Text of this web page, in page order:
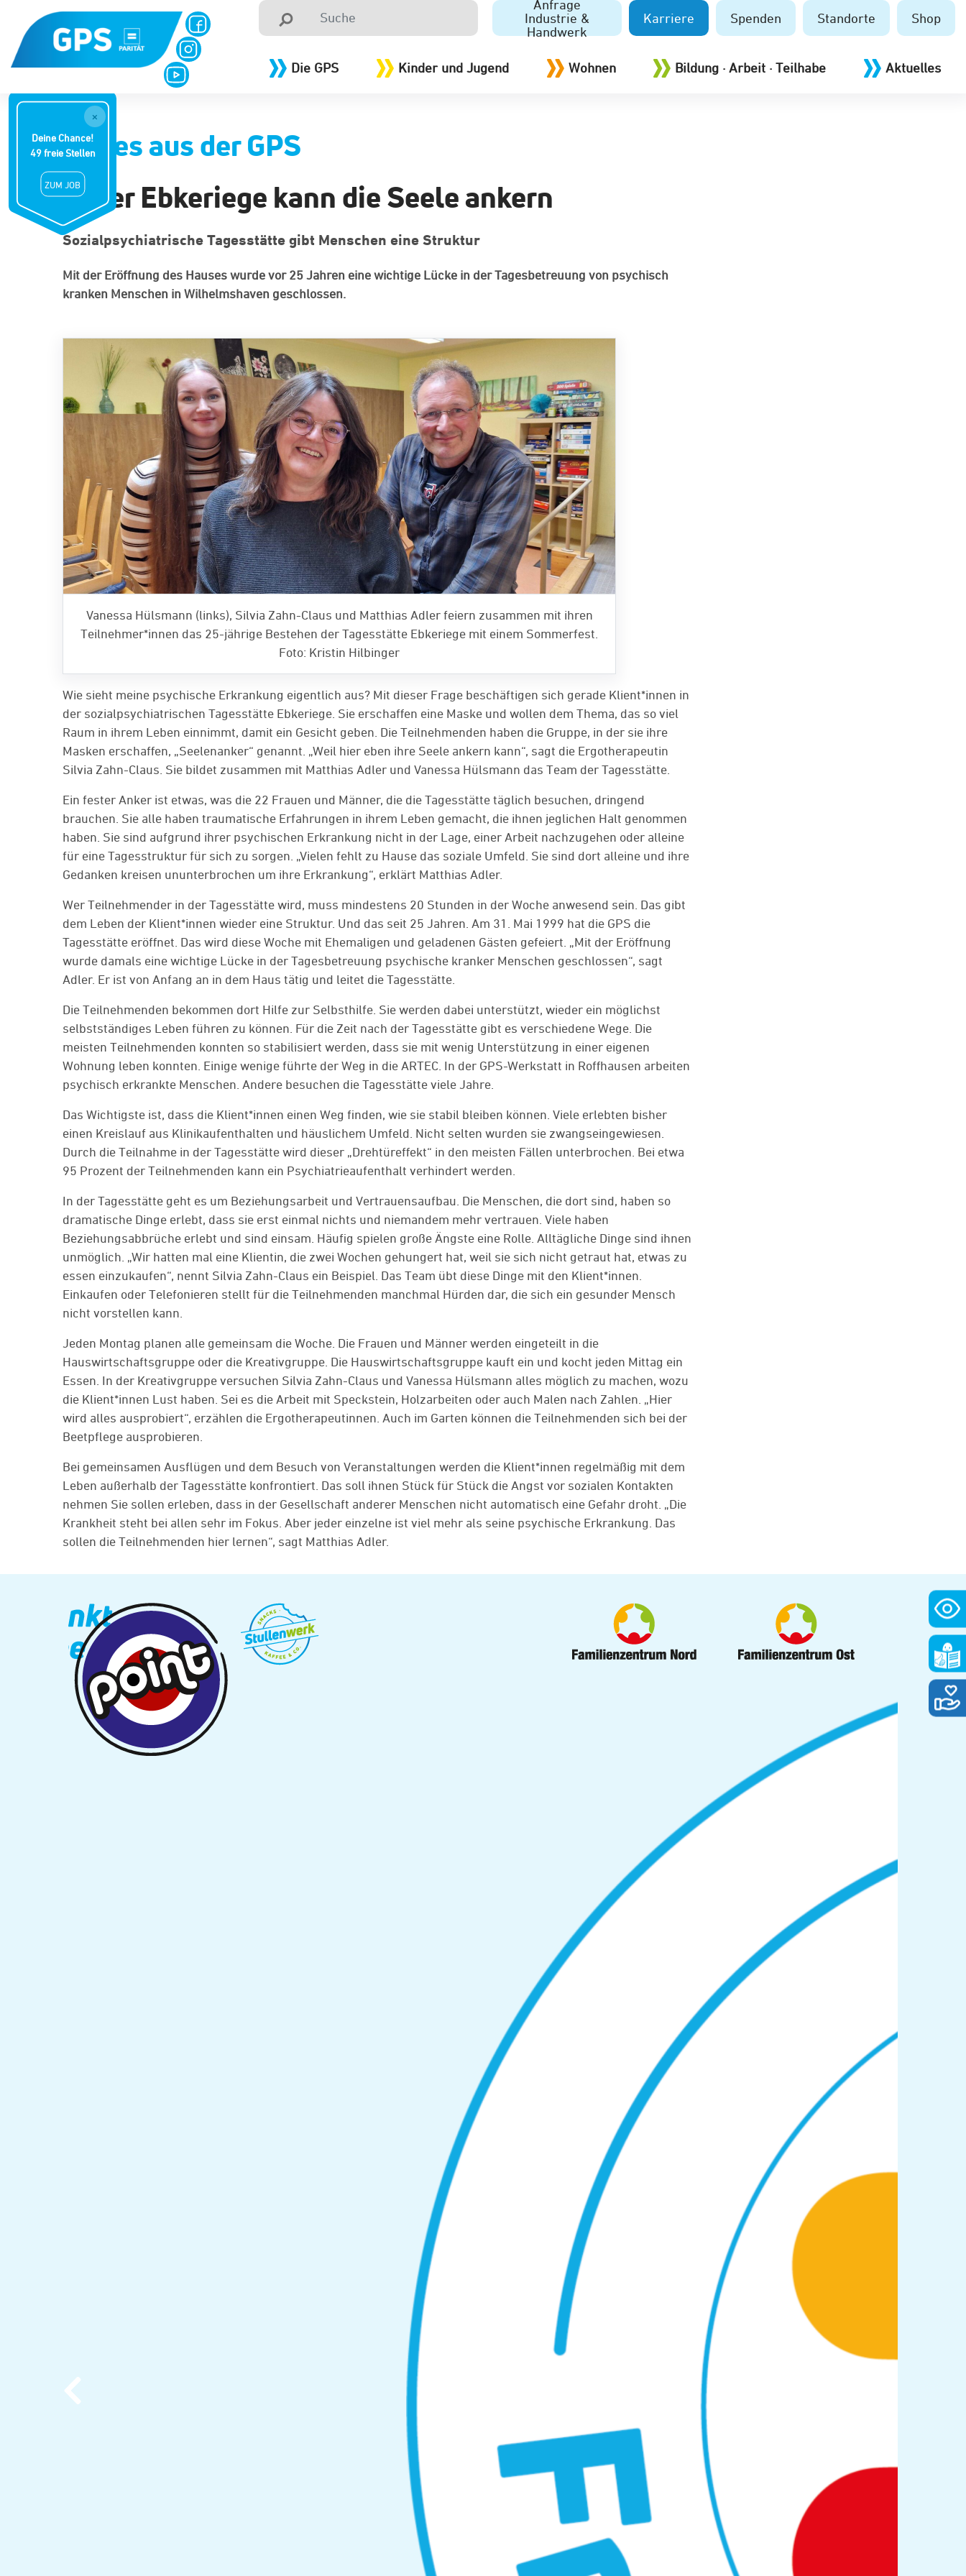
Anfrage
Industrie &
Handwerk
Karriere Spenden Standorte Shop
Die GPS Kinder und Jugend Wohnen Bildung · Arbeit · Teilhabe Aktuelles
×
Deine Chance!
49 freie Stellen
ZUM JOB
Neues aus der GPS
In der Ebkeriege kann die Seele ankern
Sozialpsychiatrische Tagesstätte gibt Menschen eine Struktur
Mit der Eröffnung des Hauses wurde vor 25 Jahren eine wichtige Lücke in der Tagesbetreuung von psychisch
kranken Menschen in Wilhelmshaven geschlossen.
Vanessa Hülsmann (links), Silvia Zahn-Claus und Matthias Adler feiern zusammen mit ihren
Teilnehmer*innen das 25-jährige Bestehen der Tagesstätte Ebkeriege mit einem Sommerfest.
Foto: Kristin Hilbinger
Wie sieht meine psychische Erkrankung eigentlich aus? Mit dieser Frage beschäftigen sich gerade Klient*innen in
der sozialpsychiatrischen Tagesstätte Ebkeriege. Sie erschaffen eine Maske und wollen dem Thema, das so viel
Raum in ihrem Leben einnimmt, damit ein Gesicht geben. Die Teilnehmenden haben die Gruppe, in der sie ihre
Masken erschaffen, „Seelenanker“ genannt. „Weil hier eben ihre Seele ankern kann“, sagt die Ergotherapeutin
Silvia Zahn-Claus. Sie bildet zusammen mit Matthias Adler und Vanessa Hülsmann das Team der Tagesstätte.
Ein fester Anker ist etwas, was die 22 Frauen und Männer, die die Tagesstätte täglich besuchen, dringend
brauchen. Sie alle haben traumatische Erfahrungen in ihrem Leben gemacht, die ihnen jeglichen Halt genommen
haben. Sie sind aufgrund ihrer psychischen Erkrankung nicht in der Lage, einer Arbeit nachzugehen oder alleine
für eine Tagesstruktur für sich zu sorgen. „Vielen fehlt zu Hause das soziale Umfeld. Sie sind dort alleine und ihre
Gedanken kreisen ununterbrochen um ihre Erkrankung“, erklärt Matthias Adler.
Wer Teilnehmender in der Tagesstätte wird, muss mindestens 20 Stunden in der Woche anwesend sein. Das gibt
dem Leben der Klient*innen wieder eine Struktur. Und das seit 25 Jahren. Am 31. Mai 1999 hat die GPS die
Tagesstätte eröffnet. Das wird diese Woche mit Ehemaligen und geladenen Gästen gefeiert. „Mit der Eröffnung
wurde damals eine wichtige Lücke in der Tagesbetreuung psychische kranker Menschen geschlossen“, sagt
Adler. Er ist von Anfang an in dem Haus tätig und leitet die Tagesstätte.
Die Teilnehmenden bekommen dort Hilfe zur Selbsthilfe. Sie werden dabei unterstützt, wieder ein möglichst
selbstständiges Leben führen zu können. Für die Zeit nach der Tagesstätte gibt es verschiedene Wege. Die
meisten Teilnehmenden konnten so stabilisiert werden, dass sie mit wenig Unterstützung in einer eigenen
Wohnung leben konnten. Einige wenige führte der Weg in die ARTEC. In der GPS-Werkstatt in Roffhausen arbeiten
psychisch erkrankte Menschen. Andere besuchen die Tagesstätte viele Jahre.
Das Wichtigste ist, dass die Klient*innen einen Weg finden, wie sie stabil bleiben können. Viele erlebten bisher
einen Kreislauf aus Klinikaufenthalten und häuslichem Umfeld. Nicht selten wurden sie zwangseingewiesen.
Durch die Teilnahme in der Tagesstätte wird dieser „Drehtüreffekt“ in den meisten Fällen unterbrochen. Bei etwa
95 Prozent der Teilnehmenden kann ein Psychiatrieaufenthalt verhindert werden.
In der Tagesstätte geht es um Beziehungsarbeit und Vertrauensaufbau. Die Menschen, die dort sind, haben so
dramatische Dinge erlebt, dass sie erst einmal nichts und niemandem mehr vertrauen. Viele haben
Beziehungsabbrüche erlebt und sind einsam. Häufig spielen große Ängste eine Rolle. Alltägliche Dinge sind ihnen
unmöglich. „Wir hatten mal eine Klientin, die zwei Wochen gehungert hat, weil sie sich nicht getraut hat, etwas zu
essen einzukaufen“, nennt Silvia Zahn-Claus ein Beispiel. Das Team übt diese Dinge mit den Klient*innen.
Einkaufen oder Telefonieren stellt für die Teilnehmenden manchmal Hürden dar, die sich ein gesunder Mensch
nicht vorstellen kann.
Jeden Montag planen alle gemeinsam die Woche. Die Frauen und Männer werden eingeteilt in die
Hauswirtschaftsgruppe oder die Kreativgruppe. Die Hauswirtschaftsgruppe kauft ein und kocht jeden Mittag ein
Essen. In der Kreativgruppe versuchen Silvia Zahn-Claus und Vanessa Hülsmann alles möglich zu machen, wozu
die Klient*innen Lust haben. Sei es die Arbeit mit Speckstein, Holzarbeiten oder auch Malen nach Zahlen. „Hier
wird alles ausprobiert“, erzählen die Ergotherapeutinnen. Auch im Garten können die Teilnehmenden sich bei der
Beetpflege ausprobieren.
Bei gemeinsamen Ausflügen und dem Besuch von Veranstaltungen werden die Klient*innen regelmäßig mit dem
Leben außerhalb der Tagesstätte konfrontiert. Das soll ihnen Stück für Stück die Angst vor sozialen Kontakten
nehmen Sie sollen erleben, dass in der Gesellschaft anderer Menschen nicht automatisch eine Gefahr droht. „Die
Krankheit steht bei allen sehr im Fokus. Aber jeder einzelne ist viel mehr als seine psychische Erkrankung. Das
sollen die Teilnehmenden hier lernen“, sagt Matthias Adler.